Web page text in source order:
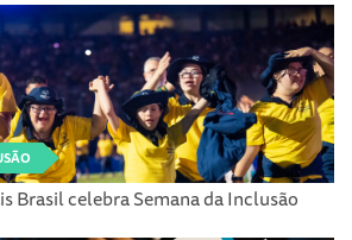
Brasil celebra Semana da Inclusão